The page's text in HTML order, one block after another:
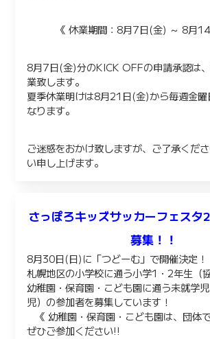
《 休業期間：8月7日(金) ～ 8月
8月7日(金)分のKICK OFFの申請承認は
業致します。
夏季休業明けは8月21日(金)から毎週金曜
なります。
ご迷惑をおかけ致しますが、ご了承くだ
い申し上げます。
さっぽろキッズサッカーフェス
募集！！
8月30日(日)に「つどーむ」で開催決定！
札幌地区の小学校に通う小学1・2年生（
幼稚園・保育園・こども園に通う未就学
児）の参加者を募集しています！
《 幼稚園・保育園・こども園は、団体
ぜひご参加ください!!